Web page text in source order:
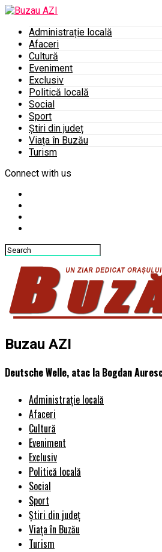
Administrație locală
Afaceri
Cultură
Eveniment
Exclusiv
Politică locală
Social
Sport
Știri din județ
Viața în Buzău
Turism
Connect with us
Buzau AZI
Deutsche Welle, atac la Bogdan
Administrație locală
Afaceri
Cultură
Eveniment
Exclusiv
Politică locală
Social
Sport
Știri din județ
Viața în Buzău
Turism